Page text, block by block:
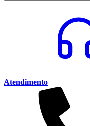
Atendimento